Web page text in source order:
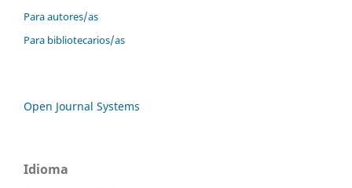
Para autores/as
Para bibliotecarios/as
Open Journal Systems
Idioma